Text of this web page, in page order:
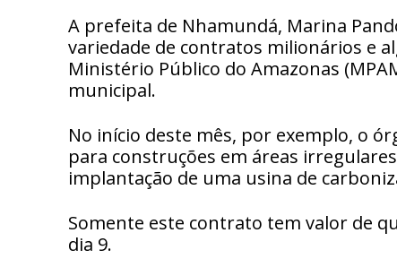
A prefeita de Nhamundá, Marina
variedade de contratos milionários e
Ministério Público do Amazonas
municipal.
No início deste mês, por exemplo, o
para construções em áreas
implantação de uma usina de
Somente este contrato tem valor de
dia 9.